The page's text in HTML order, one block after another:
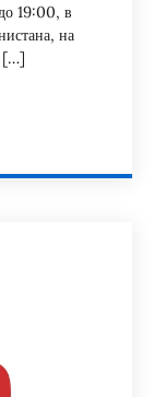
19:00, в
на
[…]